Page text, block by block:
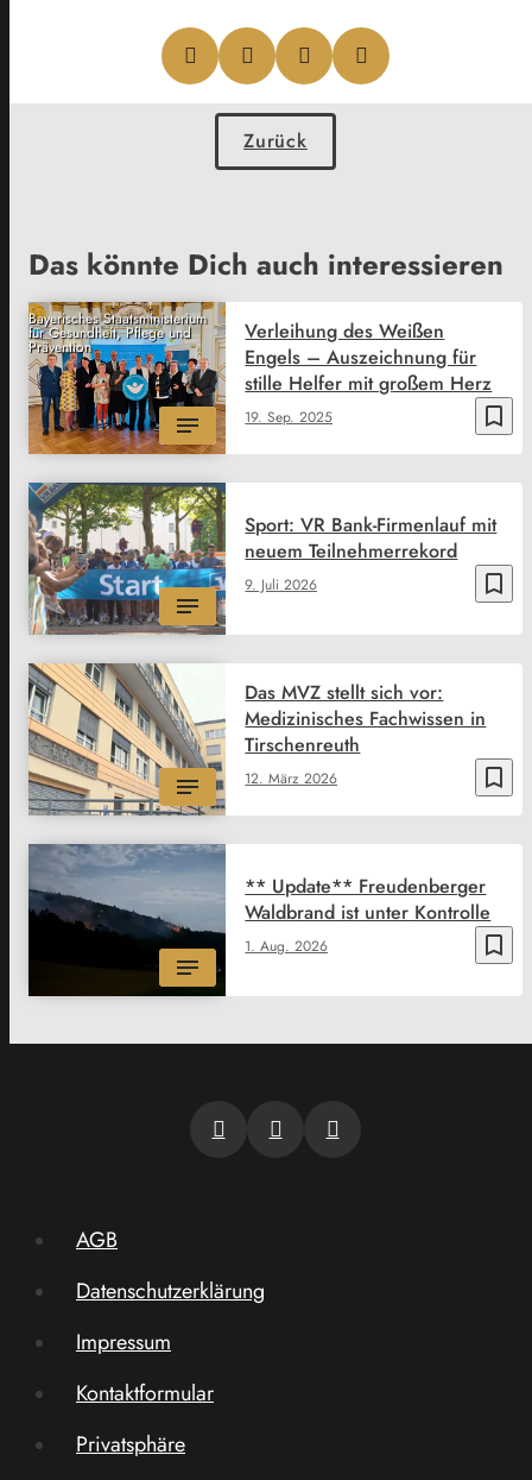
Zurück
Das könnte Dich auch interessieren
Bayerisches Staatsministerium
für Gesundheit, Pflege und
Prävention
bookmark_border
19. Sep. 2025
Verleihung des Weißen
Engels – Auszeichnung für
stille Helfer mit großem Herz
bookmark_border
9. Juli 2026
Sport: VR Bank-Firmenlauf mit
neuem Teilnehmerrekord
bookmark_border
12. März 2026
Das MVZ stellt sich vor:
Medizinisches Fachwissen in
Tirschenreuth
bookmark_border
1. Aug. 2026
** Update** Freudenberger
Waldbrand ist unter Kontrolle
AGB
Datenschutzerklärung
Impressum
Kontaktformular
Privatsphäre